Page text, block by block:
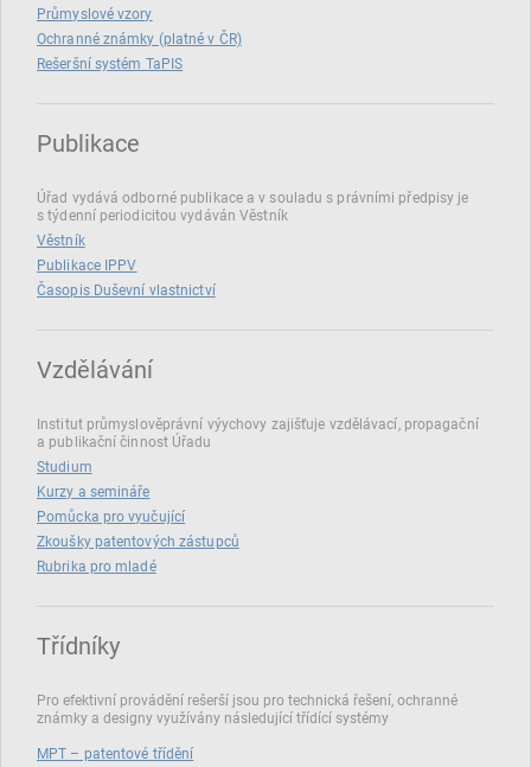
Průmyslové vzory
Ochranné známky (platné v ČR)
Rešeršní systém TaPIS
Publikace
Úřad vydává odborné publikace a v souladu s právními předpisy je
s týdenní periodicitou vydáván Věstník
Věstník
Publikace IPPV
Časopis Duševní vlastnictví
Vzdělávání
Institut průmyslověprávní výychovy zajišťuje vzdělávací, propagační
a publikační činnost Úřadu
Studium
Kurzy a semináře
Pomůcka pro vyučující
Zkoušky patentových zástupců
Rubrika pro mladé
Třídníky
Pro efektivní provádění rešerší jsou pro technická řešení, ochranné
známky a designy využívány následující třídící systémy
MPT – patentové třídění